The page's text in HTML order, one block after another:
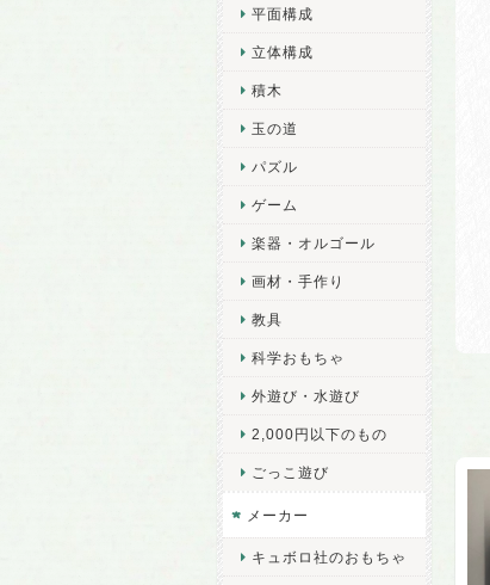
平面構成
立体構成
積木
玉の道
パズル
ゲーム
楽器・オルゴール
画材・手作り
教具
科学おもちゃ
外遊び・水遊び
2,000円以下のもの
ごっこ遊び
メーカー
キュボロ社のおもちゃ